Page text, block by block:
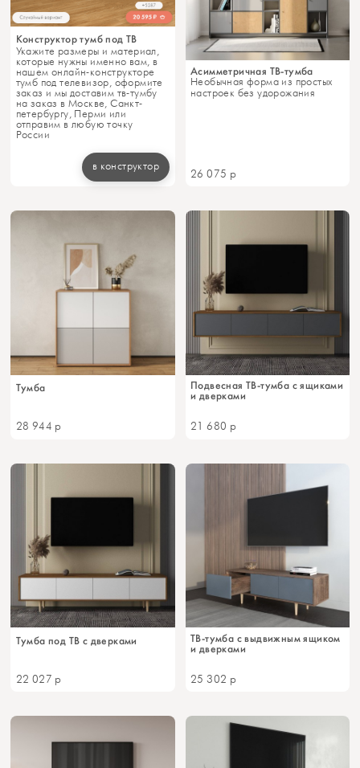
Конструктор тумб под ТВ
Укажите размеры и материал,
которые нужны именно вам, в
нашем онлайн-конструкторе
тумб под телевизор, оформите
заказ и мы доставим тв-тумбу
на заказ в Москве, Санкт-
петербургу, Перми или
отправим в любую точку
России
в конструктор
Асимметричная ТВ-тумба
Необычная форма из простых
настроек без удорожания
26 075 р
Тумба
28 944 р
Подвесная ТВ-тумба с ящиками
и дверками
21 680 р
Тумба под ТВ с дверками
22 027 р
ТВ-тумба с выдвижным ящиком
и дверками
25 302 р